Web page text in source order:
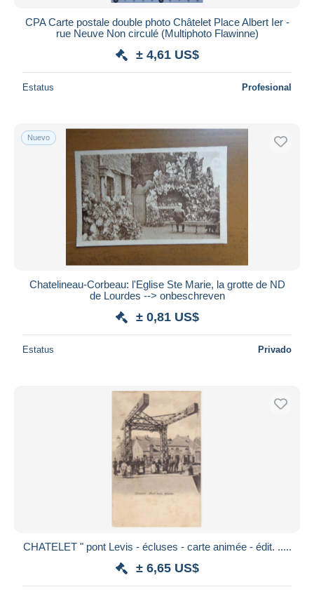
CPA Carte postale double photo Châtelet Place Albert Ier -
rue Neuve Non circulé (Multiphoto Flawinne)
± 4,61 US$
Estatus Profesional
Nuevo
Chatelineau-Corbeau: l'Eglise Ste Marie, la grotte de ND
de Lourdes --> onbeschreven
± 0,81 US$
Estatus Privado
CHATELET " pont Levis - écluses - carte animée - édit. .....
± 6,65 US$